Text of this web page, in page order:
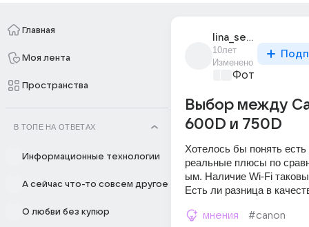
Главная
Моя лента
Пространства
В ТОПЕ НА ОТВЕТАХ
Информационные технологии
А сейчас что-то совсем другое
О любви без купюр
lina_semenova_39
10лет
Изменено
Фото, видео,
Выбор между
600D и 750D
Хотелось бы понять есть
реальные плюсы по
ым. Наличие Wi-Fi
Есть ли разница в
мнения #canon